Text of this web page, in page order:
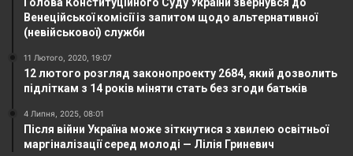
Венеційської комісії із запитом щодо альтернативної
(невійськової) служби
11 Лютого, 2020, 19:07
12 лютого розгляд законопроекту 2684, який дозволить
підліткам з 14 років міняти стать без згоди батьків
4 Липня, 2025, 08:01
Після війни Україна може зіткнутися з хвилею освітньої
маргіналізації серед молоді — Лілія Гриневич